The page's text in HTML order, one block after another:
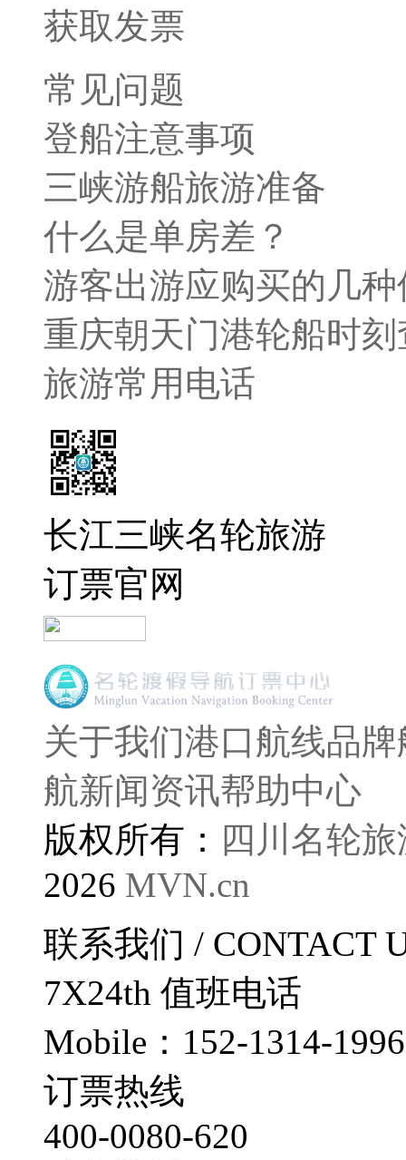
获取发票
常见问题
登船注意事项
三峡游船旅游准备
什么是单房差？
游客出游应购买的几种
重庆朝天门港轮船时
旅游常用电话
长江三峡名轮旅游
订票官网
关于我们港口航线品
航新闻资讯帮助中心
版权所有： 四川名轮
2026 MVN.cn
联系我们 / CONTACT
7X24th 值班电话
Mobile：152-1314-1996
订票热线
400-0080-620